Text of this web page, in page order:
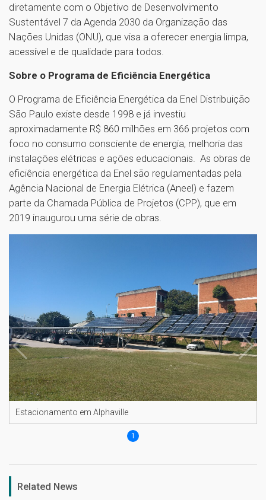
diretamente com o Objetivo de Desenvolvimento
Sustentável 7 da Agenda 2030 da Organização das
Nações Unidas (ONU), que visa a oferecer energia limpa,
acessível e de qualidade para todos.
Sobre o Programa de Eficiência Energética
O Programa de Eficiência Energética da Enel Distribuição
São Paulo existe desde 1998 e já investiu
aproximadamente R$ 860 milhões em 366 projetos com
foco no consumo consciente de energia, melhoria das
instalações elétricas e ações educacionais. As obras de
eficiência energética da Enel são regulamentadas pela
Agência Nacional de Energia Elétrica (Aneel) e fazem
parte da Chamada Pública de Projetos (CPP), que em
2019 inaugurou uma série de obras.
Estacionamento em Alphaville
1
Related News